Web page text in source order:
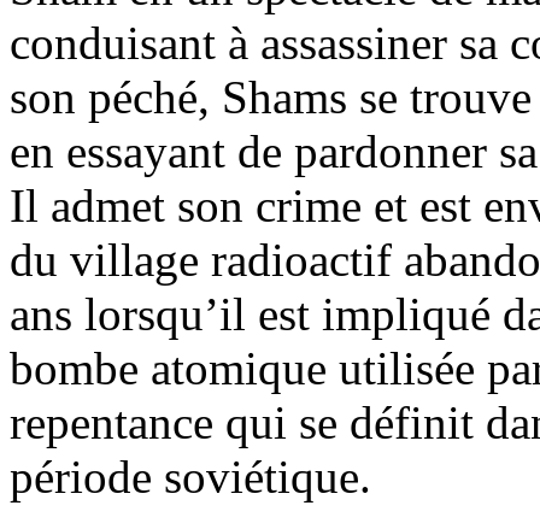
conduisant à assassiner sa
son péché, Shams se
en essayant de pardonner
Il admet son crime et est
du village radioactif
ans lorsqu’il est impliqué
bombe atomique utilisée
repentance qui se définit
période soviétique.